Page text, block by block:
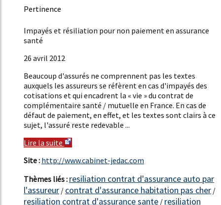
Pertinence
Impayés et résiliation pour non paiement en assurance
santé
26 avril 2012
Beaucoup d'assurés ne comprennent pas les textes
auxquels les assureurs se réfèrent en cas d'impayés des
cotisations et qui encadrent la « vie » du contrat de
complémentaire santé / mutuelle en France. En cas de
défaut de paiement, en effet, et les textes sont clairs à ce
sujet, l'assuré reste redevable ...
Lire la suite
Site : http://www.cabinet-jedac.com
Thèmes liés : resiliation contrat d'assurance auto par
l'assureur / contrat d'assurance habitation pas cher /
resiliation contrat d'assurance sante / resiliation